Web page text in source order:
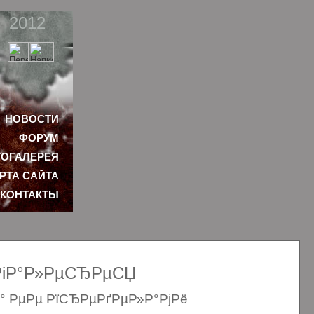
РµРµ РїСЂРµРґРµР»Р°РјРё
2012
НОВОСТИ
ФОРУМ
САЙТА
КОНТАКТЫ